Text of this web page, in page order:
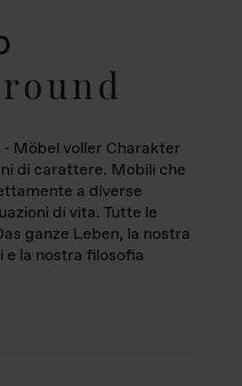
- Möbel voller Charakter
di carattere. Mobili che
a diverse
di vita. Tutte le
ganze Leben, la nostra
la nostra filosofia